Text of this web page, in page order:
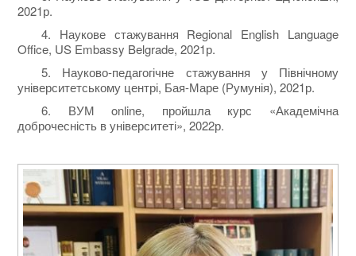
2021р.
4. Наукове стажування Regional English Language
Office, US Embassy Belgrade, 2021р.
5. Науково-педагогічне стажування у Північному
університетському центрі, Бая-Маре (Румунія), 2021р.
6. ВУМ online, пройшла курс «Академічна
доброчесність в університеті», 2022р.